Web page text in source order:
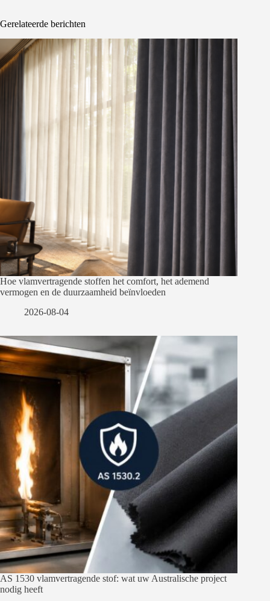
Gerelateerde berichten
Hoe vlamvertragende stoffen het comfort, het ademend
vermogen en de duurzaamheid beïnvloeden
2026-08-04
AS 1530 vlamvertragende stof: wat uw Australische project
nodig heeft